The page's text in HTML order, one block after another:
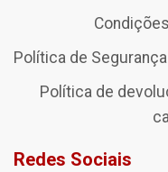
Política de
Política de
Redes Sociais